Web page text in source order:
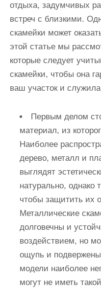
отдыха, задумчивых
встреч с близкими.
скамейки может
этой статье мы
которые следует
скамейки, чтобы она
ваш участок и
Первым делом
материал, из
Наиболее
дерево, металл и
выглядят
натурально, однако
чтобы защитить их
Металлические
долговечны и
воздействием, но
ощупь и
модели наиболее
могут не иметь